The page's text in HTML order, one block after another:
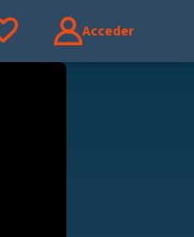
Ir a tus favoritosAcceder